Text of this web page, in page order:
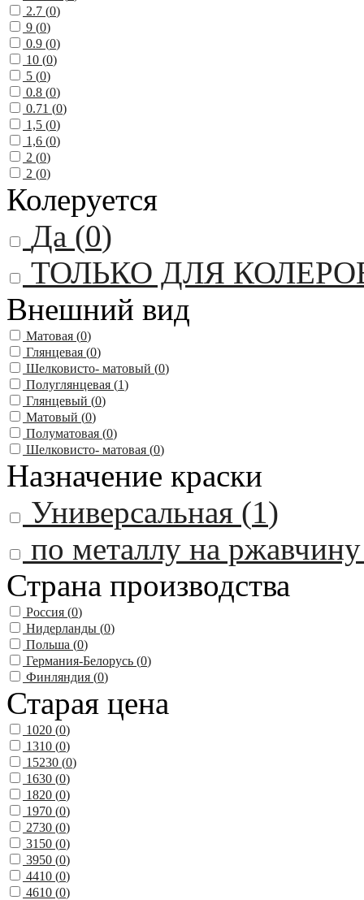
2.7 (0)
9 (0)
0.9 (0)
10 (0)
5 (0)
0.8 (0)
0.71 (0)
1,5 (0)
1,6 (0)
2 (0)
2 (0)
Колеруется
Да (0)
ТОЛЬКО ДЛЯ
Внешний вид
Матовая (0)
Глянцевая (0)
Шелковисто- матовый (0)
Полуглянцевая (1)
Глянцевый (0)
Матовый (0)
Полуматовая (0)
Шелковисто- матовая (0)
Назначение краски
Универсальная (1)
по металлу на
Страна производства
Россия (0)
Нидерланды (0)
Польша (0)
Германия-Белорусь (0)
Финляндия (0)
Старая цена
1020 (0)
1310 (0)
15230 (0)
1630 (0)
1820 (0)
1970 (0)
2730 (0)
3150 (0)
3950 (0)
4410 (0)
4610 (0)